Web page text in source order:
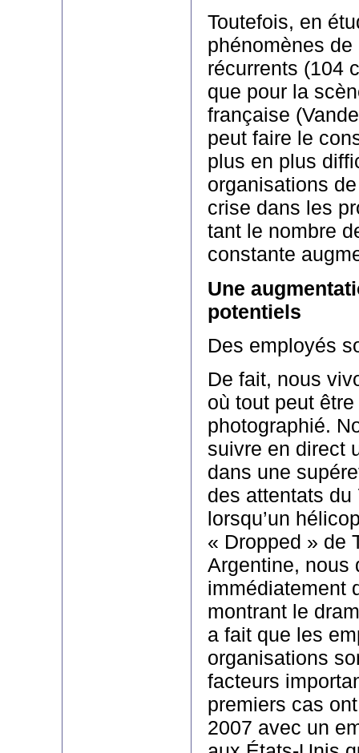
Toutefois, en
phénomènes
récurrents (104
que pour la
française
peut faire le
plus en plus
organisations
crise dans les
tant le nombre
constante
Une
potentiels
Des employés
De fait, nous
où tout peut
photographié.
suivre en direct
dans une
des attentats
lorsqu’un
« Dropped » de
Argentine, nous
immédiatement
montrant le
a fait que les
organisations
facteurs
premiers cas
2007 avec un